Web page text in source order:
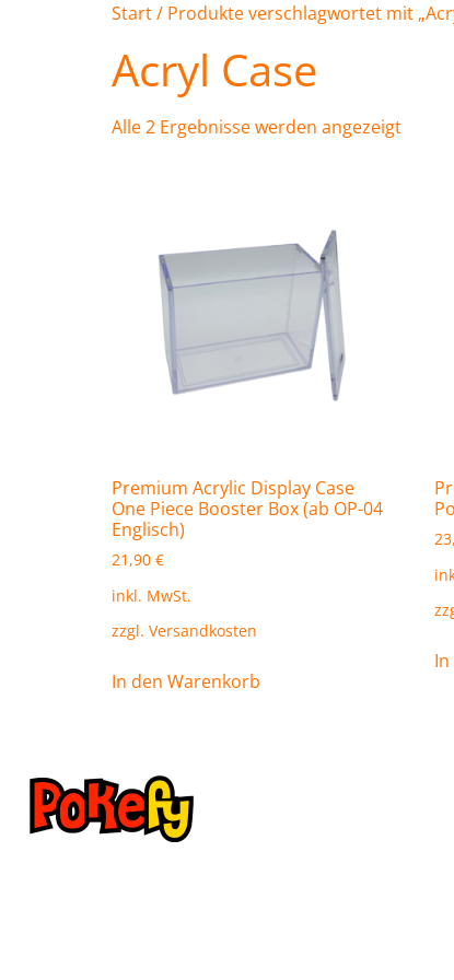
Start/ Produkte verschlagwortet mit
Acryl Case
Alle 2 Ergebnisse werden angezeigt
Premium Acrylic Display Case
One Piece Booster Box (ab OP-04
Englisch)
21,90 €
inkl. MwSt.
zzgl. Versandkosten
In den Warenkorb